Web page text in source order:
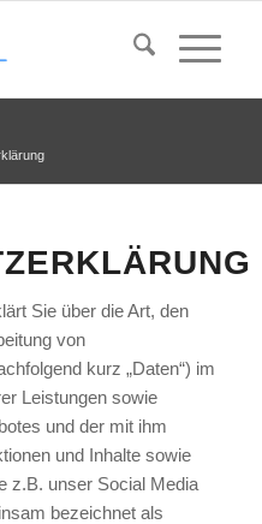
Sie über die Art, den
von
kurz „Daten“) im
Leistungen sowie
und der mit ihm
und Inhalte sowie
z.B. unser Social Media
bezeichnet als